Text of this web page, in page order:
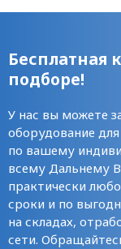
Бесплатная
подборе!
У нас вы можете
оборудование
по вашему
всему Дальнему
практически
сроки и по
на складах,
сети.